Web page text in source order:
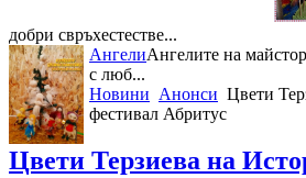
добри свръхестестве...
АнгелиАнгелите на
с люб...
Новини Анонси Цвети
фестивал Абритус
Цвети Терзиева на